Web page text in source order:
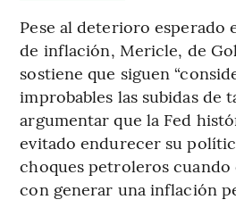
Pese al deterioro esperado
de inflación, Mericle, de
sostiene que siguen
improbables las subidas de
argumentar que la Fed
evitado endurecer su
choques petroleros cuando
con generar una inflación